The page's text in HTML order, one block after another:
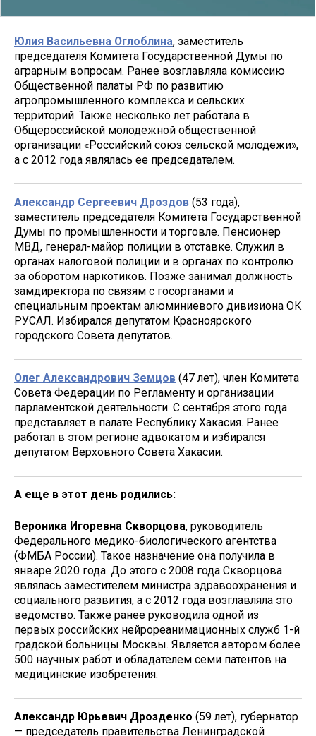
Юлия Васильевна Оглоблина, заместитель
председателя Комитета Государственной Думы по
аграрным вопросам. Ранее возглавляла комиссию
Общественной палаты РФ по развитию
агропромышленного комплекса и сельских
территорий. Также несколько лет работала в
Общероссийской молодежной общественной
организации «Российский союз сельской молодежи»,
а с 2012 года являлась ее председателем.
Александр Сергеевич Дроздов (53 года),
заместитель председателя Комитета Государственной
Думы по промышленности и торговле. Пенсионер
МВД, генерал-майор полиции в отставке. Служил в
органах налоговой полиции и в органах по контролю
за оборотом наркотиков. Позже занимал должность
замдиректора по связям с госорганами и
специальным проектам алюминиевого дивизиона ОК
РУСАЛ. Избирался депутатом Красноярского
городского Совета депутатов.
Олег Александрович Земцов (47 лет), член Комитета
Совета Федерации по Регламенту и организации
парламентской деятельности. С сентября этого года
представляет в палате Республику Хакасия. Ранее
работал в этом регионе адвокатом и избирался
депутатом Верховного Совета Хакасии.
А еще в этот день родились:
Вероника Игоревна Скворцова, руководитель
Федерального медико-биологического агентства
(ФМБА России). Такое назначение она получила в
январе 2020 года. До этого с 2008 года Скворцова
являлась заместителем министра здравоохранения и
социального развития, а с 2012 года возглавляла это
ведомство. Также ранее руководила одной из
первых российских нейрореанимационных служб 1-й
градской больницы Москвы. Является автором более
500 научных работ и обладателем семи патентов на
медицинские изобретения.
Александр Юрьевич Дрозденко (59 лет), губернатор
— председатель правительства Ленинградской